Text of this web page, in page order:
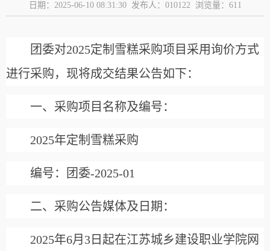
日期：2025-06-10 08:31:30 发布人：010122 浏览量： 611
团委对2025定制雪糕采购项目采用询价方式
进行采购，现将成交结果公告如下：
一、采购项目名称及编号：
2025年定制雪糕采购
编号： 团委-2025-01
二、采购公告媒体及日期：
2025年6月 3 日起在江苏城乡建设职业学院网